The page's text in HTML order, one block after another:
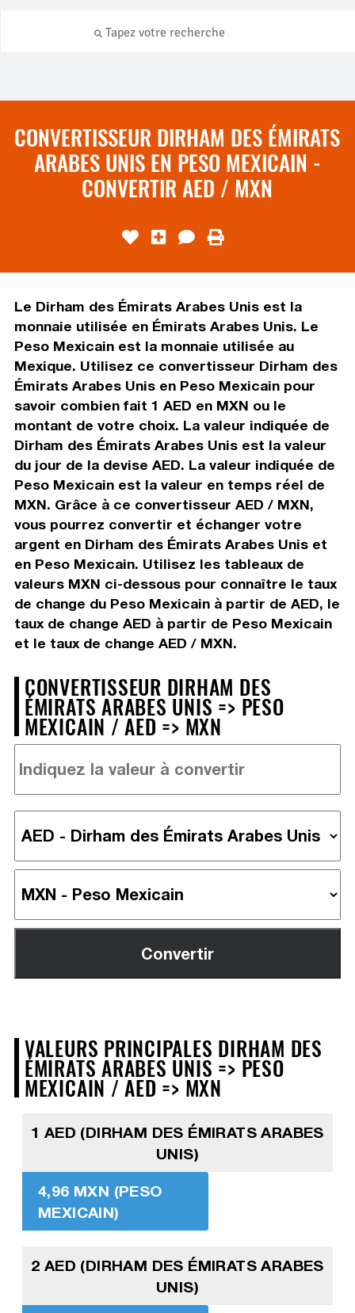
CONVERTISSEUR DIRHAM DES ÉMIRATS
ARABES UNIS EN PESO MEXICAIN -
CONVERTIR AED / MXN
Le Dirham des Émirats Arabes Unis est la
monnaie utilisée en Émirats Arabes Unis. Le
Peso Mexicain est la monnaie utilisée au
Mexique. Utilisez ce convertisseur Dirham des
Émirats Arabes Unis en Peso Mexicain pour
savoir combien fait 1 AED en MXN ou le
montant de votre choix. La valeur indiquée de
Dirham des Émirats Arabes Unis est la valeur
du jour de la devise AED. La valeur indiquée de
Peso Mexicain est la valeur en temps réel de
MXN. Grâce à ce convertisseur AED / MXN,
vous pourrez convertir et échanger votre
argent en Dirham des Émirats Arabes Unis et
en Peso Mexicain. Utilisez les tableaux de
valeurs MXN ci-dessous pour connaître le taux
de change du Peso Mexicain à partir de AED, le
taux de change AED à partir de Peso Mexicain
et le taux de change AED / MXN.
CONVERTISSEUR DIRHAM DES
ÉMIRATS ARABES UNIS => PESO
MEXICAIN / AED => MXN
VALEURS PRINCIPALES DIRHAM DES
ÉMIRATS ARABES UNIS => PESO
MEXICAIN / AED => MXN
1 AED (DIRHAM DES ÉMIRATS ARABES
UNIS)
4,96 MXN (PESO
MEXICAIN)
2 AED (DIRHAM DES ÉMIRATS ARABES
UNIS)